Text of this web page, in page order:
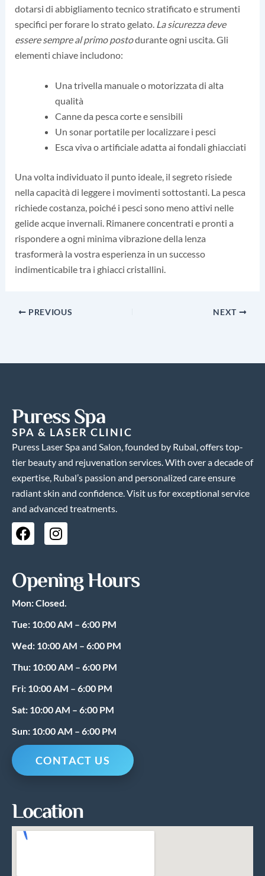
dotarsi di abbigliamento tecnico stratificato e strumenti
specifici per forare lo strato gelato. La sicurezza deve
essere sempre al primo postodurante ogni uscita. Gli
elementi chiave includono:
Una trivella manuale o motorizzata di alta
qualità
Canne da pesca corte e sensibili
Un sonar portatile per localizzare i pesci
Esca viva o artificiale adatta ai fondali ghiacciati
Una volta individuato il punto ideale, il segreto risiede
nella capacità di leggere i movimenti sottostanti. La pesca
richiede costanza, poiché i pesci sono meno attivi nelle
gelide acque invernali. Rimanere concentrati e pronti a
rispondere a ogni minima vibrazione della lenza
trasformerà la vostra esperienza in un successo
indimenticabile tra i ghiacci cristallini.
PREVIOUS NEXT
Puress Spa
SPA & LASER CLINIC
Puress Laser Spa and Salon, founded by Rubal, offers top-
tier beauty and rejuvenation services. With over a decade of
expertise, Rubal’s passion and personalized care ensure
radiant skin and confidence. Visit us for exceptional service
and advanced treatments.
F
a
c
b
o
o
k
I
n
s
a
r
a
Opening Hours
Mon: Closed.
Tue: 10:00 AM – 6:00 PM
Wed: 10:00 AM – 6:00 PM
Thu: 10:00 AM – 6:00 PM
Fri: 10:00 AM – 6:00 PM
Sat: 10:00 AM – 6:00 PM
Sun: 10:00 AM – 6:00 PM
CONTACT US
Location